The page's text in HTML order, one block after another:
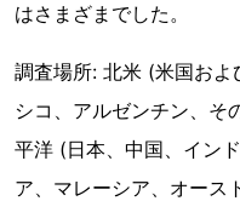
はさまざまでした。
調査場所: 北米 (米国お
シコ、アルゼンチン、そ
平洋 (日本、中国、イン
ア、マレーシア、オース